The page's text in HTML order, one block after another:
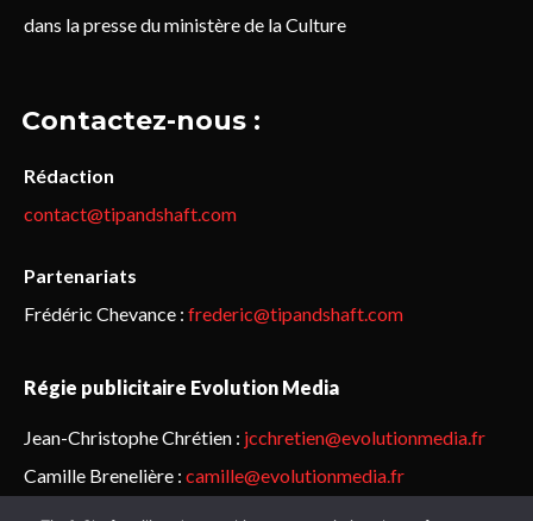
dans la presse du ministère de la Culture
Contactez-nous :
Rédaction
contact@tipandshaft.com
Partenariats
Frédéric Chevance : frederic@tipandshaft.com
Régie publicitaire Evolution Media
Jean-Christophe Chrétien : jcchretien@evolutionmedia.fr
Camille Brenelière : camille@evolutionmedia.fr